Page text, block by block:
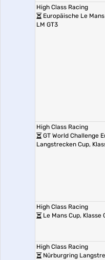
High Class Racing
Europäische Le
LM GT3
High Class Racing
GT World Challenge
Langstrecken Cup,
High Class Racing
Le Mans Cup, Klasse
High Class Racing
Nürburgring